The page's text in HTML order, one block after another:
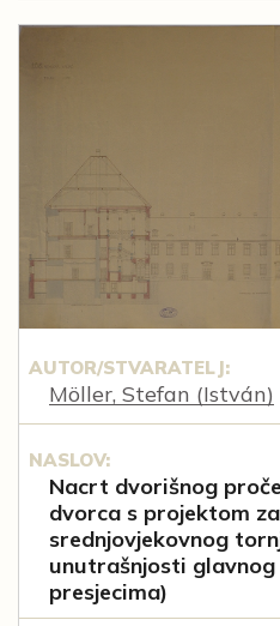
AUTOR/STVARATELJ:
Möller, Stefan (István)
NASLOV:
Nacrt dvorišnog
dvorca s projektom
srednjovjekovnog
unutrašnjosti
presjecima)